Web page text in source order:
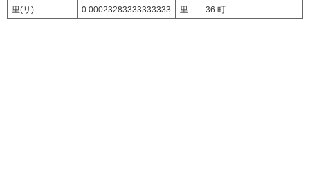
里(リ) 0.00023283333333333 里 36 町